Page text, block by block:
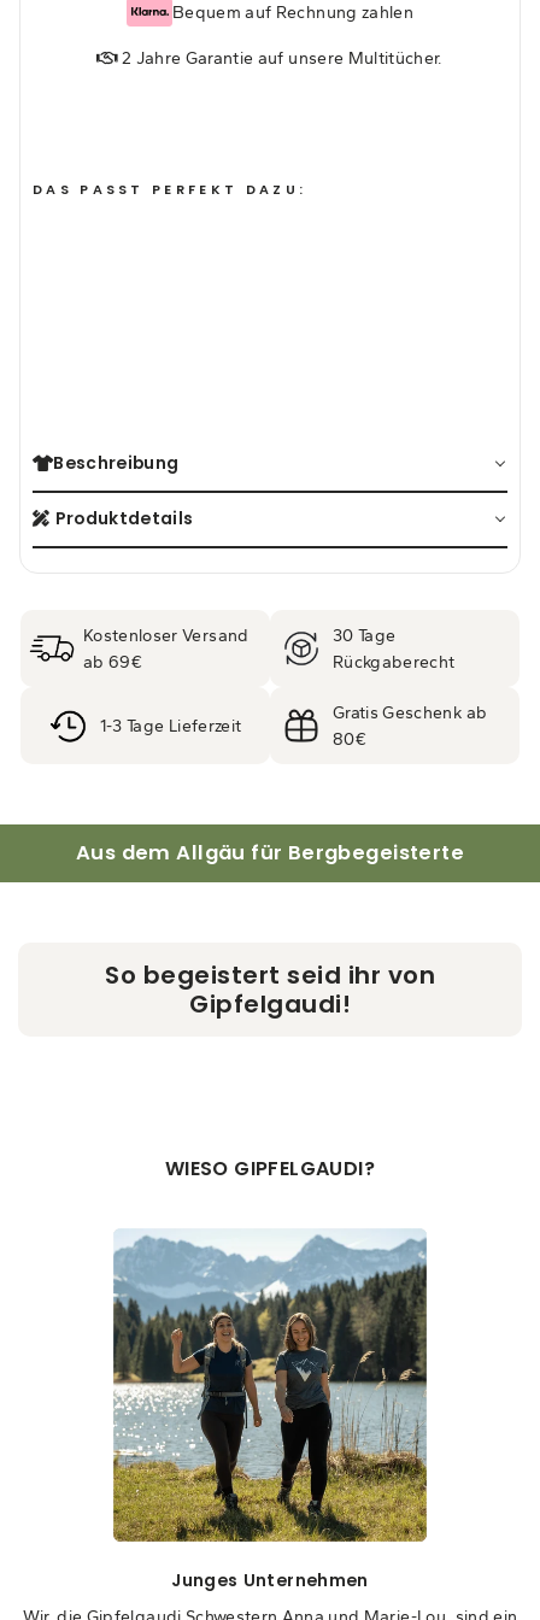
Bequem auf Rechnung zahlen
2 Jahre Garantie auf unsere Multitücher.
DAS PASST PERFEKT DAZU:
Beschreibung
Produktdetails
Kostenloser Versand
ab 69€
30 Tage
Rückgaberecht
1-3 Tage Lieferzeit
Gratis Geschenk ab
80€
Aus dem Allgäu für Bergbegeisterte
So begeistert seid ihr von
Gipfelgaudi!
WIESO GIPFELGAUDI?
Junges Unternehmen